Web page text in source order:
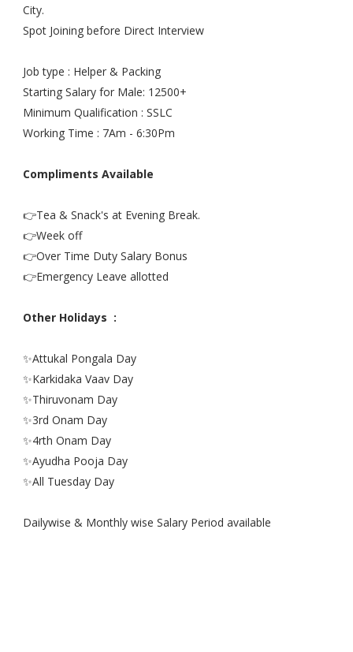
City.
Spot Joining before Direct Interview
Job type : Helper & Packing
Starting Salary for Male: 12500+
Minimum Qualification : SSLC
Working Time : 7Am - 6:30Pm
Compliments Available
👉Tea & Snack's at Evening Break.
👉Week off
👉Over Time Duty Salary Bonus
👉Emergency Leave allotted
Other Holidays :
✨Attukal Pongala Day
✨Karkidaka Vaav Day
✨Thiruvonam Day
✨3rd Onam Day
✨4rth Onam Day
✨Ayudha Pooja Day
✨All Tuesday Day
Dailywise & Monthly wise Salary Period available